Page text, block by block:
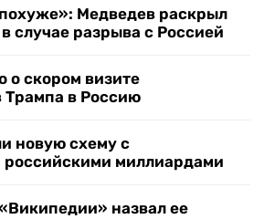
Медведев раскрыл
случае разрыва с Россией
о скором визите
Трампа в Россию
новую схему с
миллиардами
назвал ее